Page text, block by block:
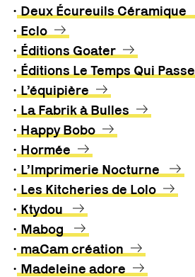
• Deux Écureuils Céramique
• Eclo
• Éditions Goater
• Éditions Le Temps Qui Passe
• L’équipière
• La Fabrik à Bulles
• Happy Bobo
• Hormée
• L’Imprimerie Nocturne
• Les Kitcheries de Lolo
• Ktydou
• Mabog
• maCam création
• Madeleine adore